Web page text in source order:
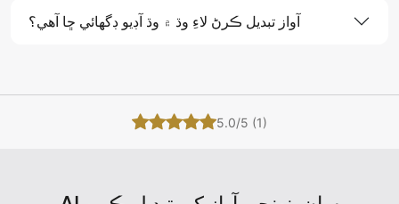
آواز تبديل ڪرڻ لاءِ وڌ ۾ وڌ آڊيو ڊگھائي ڇا آھي؟
5.0/5 (1)